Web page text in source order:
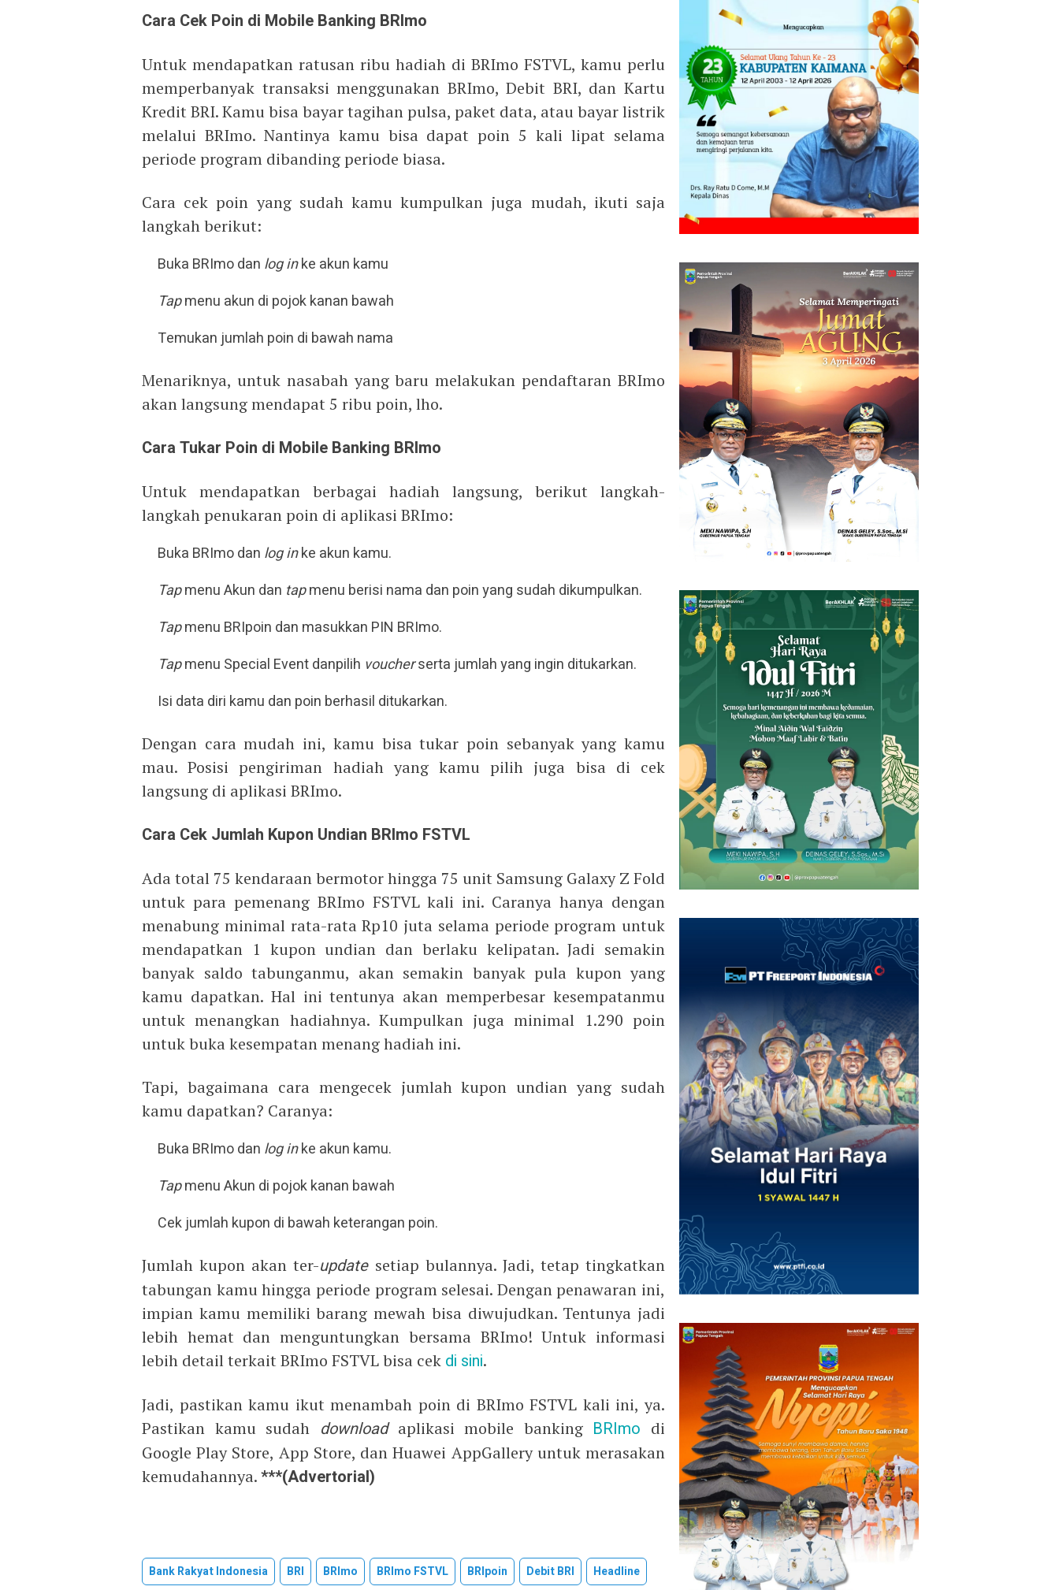
Cara Cek Poin di Mobile Banking BRImo
Untuk mendapatkan ratusan ribu hadiah di BRImo FSTVL, kamu perlu
memperbanyak transaksi menggunakan BRImo, Debit BRI, dan Kartu
Kredit BRI. Kamu bisa bayar tagihan pulsa, paket data, atau bayar listrik
melalui BRImo. Nantinya kamu bisa dapat poin 5 kali lipat selama
periode program dibanding periode biasa.
Cara cek poin yang sudah kamu kumpulkan juga mudah, ikuti saja
langkah berikut:
Buka BRImo dan log inke akun kamu
Tapmenu akun di pojok kanan bawah
Temukan jumlah poin di bawah nama
Menariknya, untuk nasabah yang baru melakukan pendaftaran BRImo
akan langsung mendapat 5 ribu poin, lho.
Cara Tukar Poin di Mobile Banking BRImo
Untuk mendapatkan berbagai hadiah langsung, berikut langkah-
langkah penukaran poin di aplikasi BRImo:
Buka BRImo dan log inke akun kamu.
Tapmenu Akun dan tapmenu berisi nama dan poin yang sudah dikumpulkan.
Tapmenu BRIpoin dan masukkan PIN BRImo.
Tapmenu Special Event danpilih voucherserta jumlah yang ingin ditukarkan.
Isi data diri kamu dan poin berhasil ditukarkan.
Dengan cara mudah ini, kamu bisa tukar poin sebanyak yang kamu
mau. Posisi pengiriman hadiah yang kamu pilih juga bisa di cek
langsung di aplikasi BRImo.
Cara Cek Jumlah Kupon Undian BRImo FSTVL
Ada total 75 kendaraan bermotor hingga 75 unit Samsung Galaxy Z Fold
untuk para pemenang BRImo FSTVL kali ini. Caranya hanya dengan
menabung minimal rata-rata Rp10 juta selama periode program untuk
mendapatkan 1 kupon undian dan berlaku kelipatan. Jadi semakin
banyak saldo tabunganmu, akan semakin banyak pula kupon yang
kamu dapatkan. Hal ini tentunya akan memperbesar kesempatanmu
untuk menangkan hadiahnya. Kumpulkan juga minimal 1.290 poin
untuk buka kesempatan menang hadiah ini.
Tapi, bagaimana cara mengecek jumlah kupon undian yang sudah
kamu dapatkan? Caranya:
Buka BRImo dan log inke akun kamu.
Tapmenu Akun di pojok kanan bawah
Cek jumlah kupon di bawah keterangan poin.
Jumlah kupon akan ter-updatesetiap bulannya. Jadi, tetap tingkatkan
tabungan kamu hingga periode program selesai. Dengan penawaran ini,
impian kamu memiliki barang mewah bisa diwujudkan. Tentunya jadi
lebih hemat dan menguntungkan bersama BRImo! Untuk informasi
lebih detail terkait BRImo FSTVL bisa cek di sini.
Jadi, pastikan kamu ikut menambah poin di BRImo FSTVL kali ini, ya.
Pastikan kamu sudah downloadaplikasi mobile banking BRImo di
Google Play Store, App Store, dan Huawei AppGallery untuk merasakan
kemudahannya.***(Advertorial)
Bank Rakyat Indonesia BRI BRImo BRImo FSTVL BRIpoin Debit BRI Headline